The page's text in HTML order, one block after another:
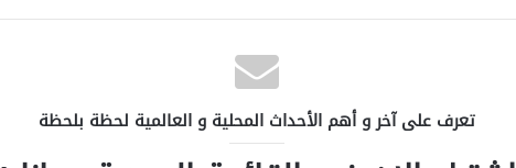
تعرف على آخر و أهم الأحداث المحلية و العالمية لحظة بلحظة